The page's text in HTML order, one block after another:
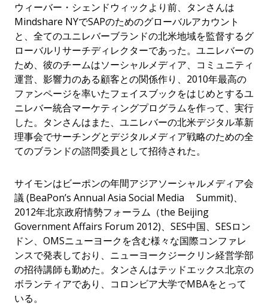
ウィーバー・シェンドウィックより前、タンさんは
Mindshare NYでSAPのためのグローバルアカウント
と、全てのユニレバーブランドの北米地域を監督するグ
ローバルリサーチディレクターであった。ユニレバーの
ため、彼のチームはソーシャルメディア、コミュニティ
運営、影響力のある顧客との関係作り、2010年最高の
ファンページを率いたフェイスブックをはじめとするユ
ニレバー統合マーケティングプログラムを作って、実行
した。タンさんはまた、ユニレバーの北米デジタル革新
理事会でサーチングとデジタルメディア戦略のための全
てのブランドの諮問委員として招待された。
サイモンはビーポンの年間アジアソーシャルメディア会
議 (BeaPon’s Annual Asia Social Media Summit)、
2012年北京政府情勢フォーラム（the Beijing
Government Affairs Forum 2012)、SES中国、SESロン
ドン、OMSニューヨークを含む様々な国際コンファレ
ンスで発表しており、ニューヨークジークリン経営学部
の招待講師も勤めた。タンさんはテッドエックス北京の
ボランティアであり、コロンビア大学でMBAをとって
いる。